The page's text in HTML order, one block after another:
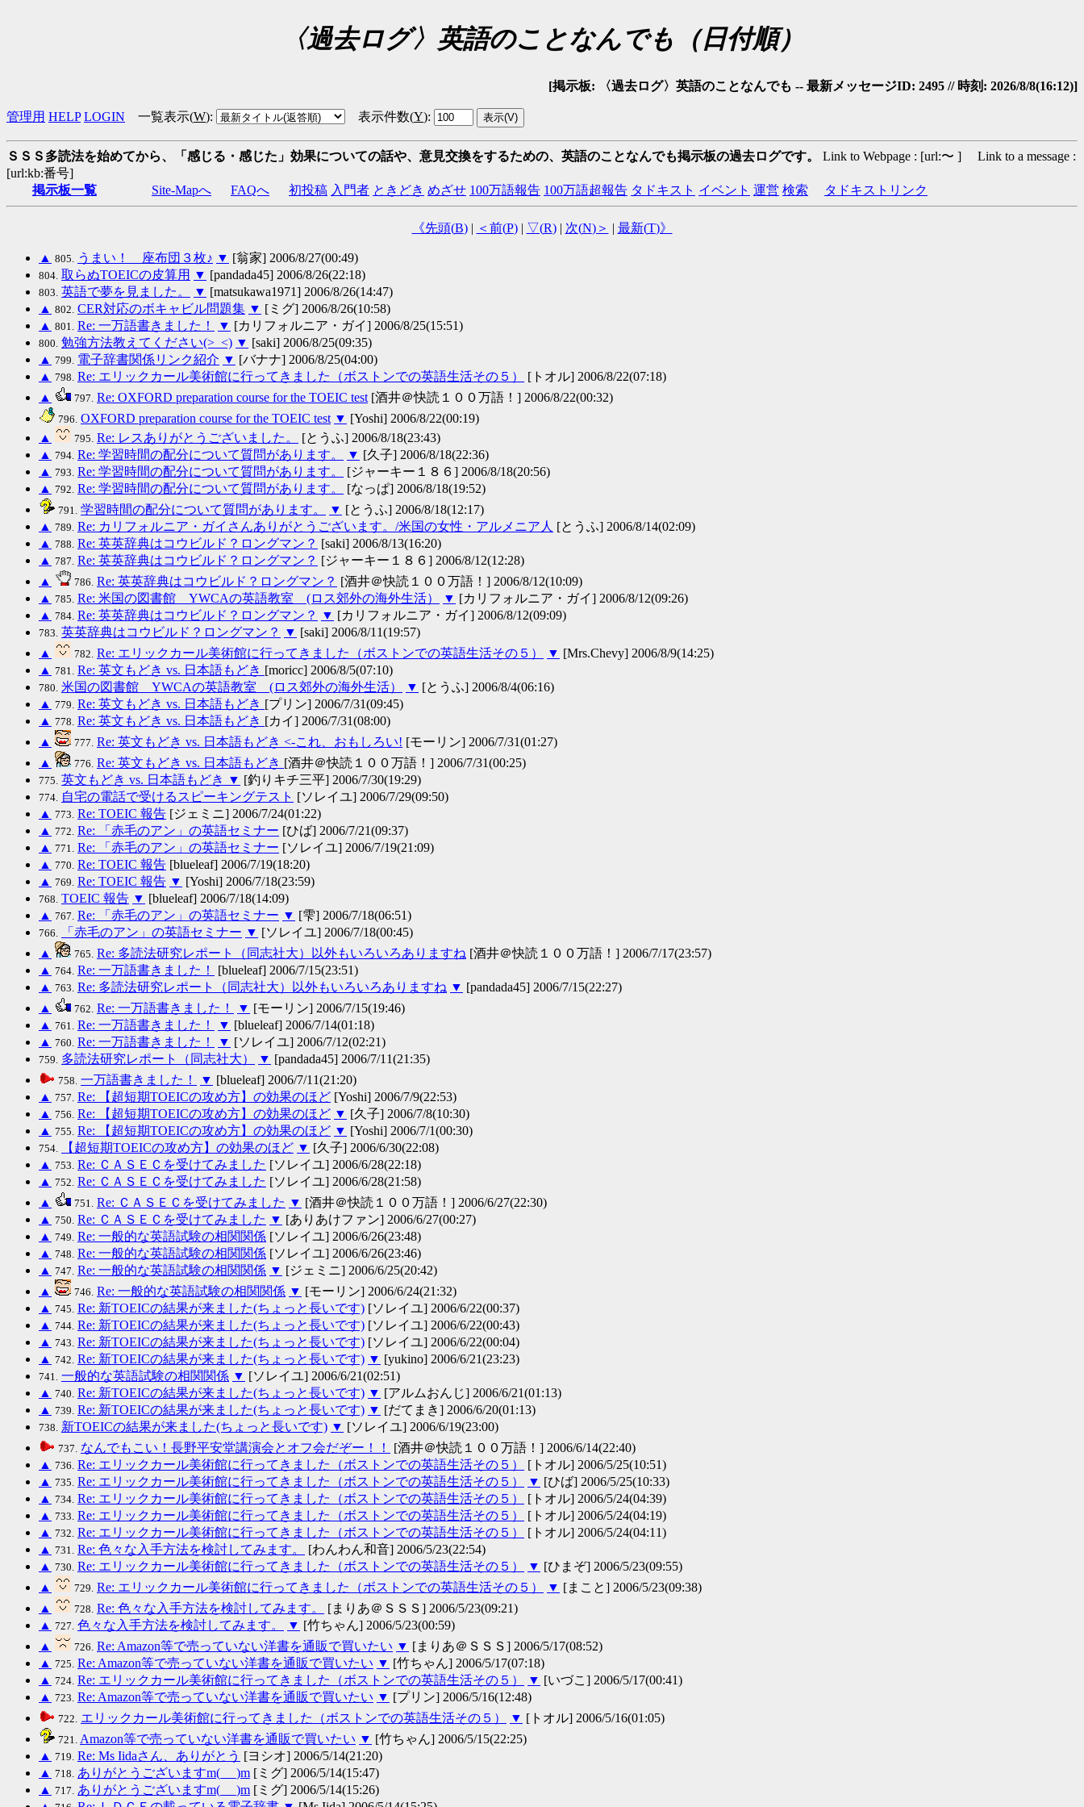
〈過去ログ〉英語のことなんでも（日付順）
[掲示板: 〈過去ログ〉英語のことなんでも -- 最新メッセージID: 2495 // 時刻: 2026/8/8(16:12)]
管理用 HELP LOGIN 一覧表示(W): 表示件数(Y):
ＳＳＳ多読法を始めてから、「感じる・感じた」効果についての話や、意見交換をするための、英語のことなんでも掲示板の過去ログです。
Link to Webpage : [url:〜 ] Link to a message :
[url:kb:番号]
掲示板一覧
Site-Mapへ FAQへ 初投稿 入門者 ときどき めざせ 100万語報告 100万語超報告 タドキスト イベント 運営 検索 タドキストリンク
《先頭(B)| ＜前(P)| ▽(R)| 次(N)＞ | 最新(T)》
▲ 805. うまい！ 座布団３枚♪ ▼ [翁家] 2006/8/27(00:49)
804. 取らぬTOEICの皮算用 ▼ [pandada45] 2006/8/26(22:18)
803. 英語で夢を見ました。 ▼ [matsukawa1971] 2006/8/26(14:47)
▲ 802. CER対応のボキャビル問題集 ▼ [ミグ] 2006/8/26(10:58)
▲ 801. Re: 一万語書きました！ ▼ [カリフォルニア・ガイ] 2006/8/25(15:51)
800. 勉強方法教えてください(>_<) ▼ [saki] 2006/8/25(09:35)
▲ 799. 電子辞書関係リンク紹介 ▼ [バナナ] 2006/8/25(04:00)
▲ 798. Re: エリックカール美術館に行ってきました（ボストンでの英語生活その５）
[トオル] 2006/8/22(07:18)
▲
797. Re: OXFORD preparation course for the TOEIC test [酒井＠快読１００万語！] 2006/8/22(00:32)
796. OXFORD preparation course for the TOEIC test ▼ [Yoshi] 2006/8/22(00:19)
▲
795. Re: レスありがとうございました。
[とうふ] 2006/8/18(23:43)
▲ 794. Re: 学習時間の配分について質問があります。 ▼ [久子] 2006/8/18(22:36)
▲ 793. Re: 学習時間の配分について質問があります。
[ジャーキー１８６] 2006/8/18(20:56)
▲ 792. Re: 学習時間の配分について質問があります。 [なっぱ] 2006/8/18(19:52)
791. 学習時間の配分について質問があります。 ▼ [とうふ] 2006/8/18(12:17)
▲ 789. Re: カリフォルニア・ガイさんありがとうございます。/米国の女性・アルメニア人 [とうふ] 2006/8/14(02:09)
▲ 788. Re: 英英辞典はコウビルド？ロングマン？ [saki] 2006/8/13(16:20)
▲ 787. Re: 英英辞典はコウビルド？ロングマン？ [ジャーキー１８６] 2006/8/12(12:28)
▲
786. Re: 英英辞典はコウビルド？ロングマン？ [酒井＠快読１００万語！] 2006/8/12(10:09)
▲ 785. Re: 米国の図書館 YWCAの英語教室 (ロス郊外の海外生活） ▼ [カリフォルニア・ガイ] 2006/8/12(09:26)
▲ 784. Re: 英英辞典はコウビルド？ロングマン？ ▼ [カリフォルニア・ガイ] 2006/8/12(09:09)
783. 英英辞典はコウビルド？ロングマン？ ▼ [saki] 2006/8/11(19:57)
▲
782. Re: エリックカール美術館に行ってきました（ボストンでの英語生活その５） ▼ [Mrs.Chevy] 2006/8/9(14:25)
▲ 781. Re: 英文もどき vs. 日本語もどき [moricc] 2006/8/5(07:10)
780. 米国の図書館 YWCAの英語教室 (ロス郊外の海外生活） ▼ [とうふ] 2006/8/4(06:16)
▲ 779. Re: 英文もどき vs. 日本語もどき [プリン] 2006/7/31(09:45)
▲ 778. Re: 英文もどき vs. 日本語もどき [カイ] 2006/7/31(08:00)
▲
777. Re: 英文もどき vs. 日本語もどき <-これ、おもしろい! [モーリン] 2006/7/31(01:27)
▲
776. Re: 英文もどき vs. 日本語もどき [酒井＠快読１００万語！] 2006/7/31(00:25)
775. 英文もどき vs. 日本語もどき ▼ [釣りキチ三平] 2006/7/30(19:29)
774. 自宅の電話で受けるスピーキングテスト [ソレイユ] 2006/7/29(09:50)
▲ 773. Re: TOEIC 報告 [ジェミニ] 2006/7/24(01:22)
▲ 772. Re: 「赤毛のアン」の英語セミナー [ひば] 2006/7/21(09:37)
▲ 771. Re: 「赤毛のアン」の英語セミナー [ソレイユ] 2006/7/19(21:09)
▲ 770. Re: TOEIC 報告 [blueleaf] 2006/7/19(18:20)
▲ 769. Re: TOEIC 報告 ▼ [Yoshi] 2006/7/18(23:59)
768. TOEIC 報告 ▼ [blueleaf] 2006/7/18(14:09)
▲ 767. Re: 「赤毛のアン」の英語セミナー ▼ [雫] 2006/7/18(06:51)
766. 「赤毛のアン」の英語セミナー ▼ [ソレイユ] 2006/7/18(00:45)
▲
765. Re: 多読法研究レポート（同志社大）以外もいろいろありますね [酒井＠快読１００万語！] 2006/7/17(23:57)
▲ 764. Re: 一万語書きました！
[blueleaf] 2006/7/15(23:51)
▲ 763. Re: 多読法研究レポート（同志社大）以外もいろいろありますね ▼ [pandada45] 2006/7/15(22:27)
▲
762. Re: 一万語書きました！ ▼ [モーリン] 2006/7/15(19:46)
▲ 761. Re: 一万語書きました！ ▼ [blueleaf] 2006/7/14(01:18)
▲ 760. Re: 一万語書きました！ ▼ [ソレイユ] 2006/7/12(02:21)
759. 多読法研究レポート（同志社大） ▼ [pandada45] 2006/7/11(21:35)
758. 一万語書きました！ ▼ [blueleaf] 2006/7/11(21:20)
▲ 757. Re: 【超短期TOEICの攻め方】の効果のほど [Yoshi] 2006/7/9(22:53)
▲ 756. Re: 【超短期TOEICの攻め方】の効果のほど ▼ [久子] 2006/7/8(10:30)
▲ 755. Re: 【超短期TOEICの攻め方】の効果のほど ▼ [Yoshi] 2006/7/1(00:30)
754. 【超短期TOEICの攻め方】の効果のほど ▼ [久子] 2006/6/30(22:08)
▲ 753. Re: ＣＡＳＥＣを受けてみました [ソレイユ] 2006/6/28(22:18)
▲ 752. Re: ＣＡＳＥＣを受けてみました [ソレイユ] 2006/6/28(21:58)
▲
751. Re: ＣＡＳＥＣを受けてみました ▼ [酒井＠快読１００万語！] 2006/6/27(22:30)
▲ 750. Re: ＣＡＳＥＣを受けてみました ▼ [ありあけファン] 2006/6/27(00:27)
▲ 749. Re: 一般的な英語試験の相関関係 [ソレイユ] 2006/6/26(23:48)
▲ 748. Re: 一般的な英語試験の相関関係 [ソレイユ] 2006/6/26(23:46)
▲ 747. Re: 一般的な英語試験の相関関係 ▼ [ジェミニ] 2006/6/25(20:42)
▲
746. Re: 一般的な英語試験の相関関係 ▼ [モーリン] 2006/6/24(21:32)
▲ 745. Re: 新TOEICの結果が来ました(ちょっと長いです) [ソレイユ] 2006/6/22(00:37)
▲ 744. Re: 新TOEICの結果が来ました(ちょっと長いです) [ソレイユ] 2006/6/22(00:43)
▲ 743. Re: 新TOEICの結果が来ました(ちょっと長いです) [ソレイユ] 2006/6/22(00:04)
▲ 742. Re: 新TOEICの結果が来ました(ちょっと長いです) ▼ [yukino] 2006/6/21(23:23)
741. 一般的な英語試験の相関関係 ▼ [ソレイユ] 2006/6/21(02:51)
▲ 740. Re: 新TOEICの結果が来ました(ちょっと長いです) ▼ [アルムおんじ] 2006/6/21(01:13)
▲ 739. Re: 新TOEICの結果が来ました(ちょっと長いです) ▼ [だてまき] 2006/6/20(01:13)
738. 新TOEICの結果が来ました(ちょっと長いです) ▼ [ソレイユ] 2006/6/19(23:00)
737. なんでもこい！長野平安堂講演会とオフ会だぞー！！
[酒井＠快読１００万語！] 2006/6/14(22:40)
▲ 736. Re: エリックカール美術館に行ってきました（ボストンでの英語生活その５）
[トオル] 2006/5/25(10:51)
▲ 735. Re: エリックカール美術館に行ってきました（ボストンでの英語生活その５） ▼ [ひば] 2006/5/25(10:33)
▲ 734. Re: エリックカール美術館に行ってきました（ボストンでの英語生活その５）
[トオル] 2006/5/24(04:39)
▲ 733. Re: エリックカール美術館に行ってきました（ボストンでの英語生活その５）
[トオル] 2006/5/24(04:19)
▲ 732. Re: エリックカール美術館に行ってきました（ボストンでの英語生活その５）
[トオル] 2006/5/24(04:11)
▲ 731. Re: 色々な入手方法を検討してみます。
[わんわん和音] 2006/5/23(22:54)
▲ 730. Re: エリックカール美術館に行ってきました（ボストンでの英語生活その５） ▼ [ひまぞ] 2006/5/23(09:55)
▲
729. Re: エリックカール美術館に行ってきました（ボストンでの英語生活その５） ▼ [まこと] 2006/5/23(09:38)
▲
728. Re: 色々な入手方法を検討してみます。
[まりあ＠ＳＳＳ] 2006/5/23(09:21)
▲ 727. 色々な入手方法を検討してみます。 ▼ [竹ちゃん] 2006/5/23(00:59)
▲
726. Re: Amazon等で売っていない洋書を通販で買いたい ▼ [まりあ＠ＳＳＳ] 2006/5/17(08:52)
▲ 725. Re: Amazon等で売っていない洋書を通販で買いたい ▼ [竹ちゃん] 2006/5/17(07:18)
▲ 724. Re: エリックカール美術館に行ってきました（ボストンでの英語生活その５） ▼ [いづこ] 2006/5/17(00:41)
▲ 723. Re: Amazon等で売っていない洋書を通販で買いたい ▼ [プリン] 2006/5/16(12:48)
722. エリックカール美術館に行ってきました（ボストンでの英語生活その５） ▼ [トオル] 2006/5/16(01:05)
721. Amazon等で売っていない洋書を通販で買いたい ▼ [竹ちゃん] 2006/5/15(22:25)
▲ 719. Re: Ms Iidaさん、ありがとう [ヨシオ] 2006/5/14(21:20)
▲ 718. ありがとうございますm(_ _)m [ミグ] 2006/5/14(15:47)
▲ 717. ありがとうございますm(_ _)m [ミグ] 2006/5/14(15:26)